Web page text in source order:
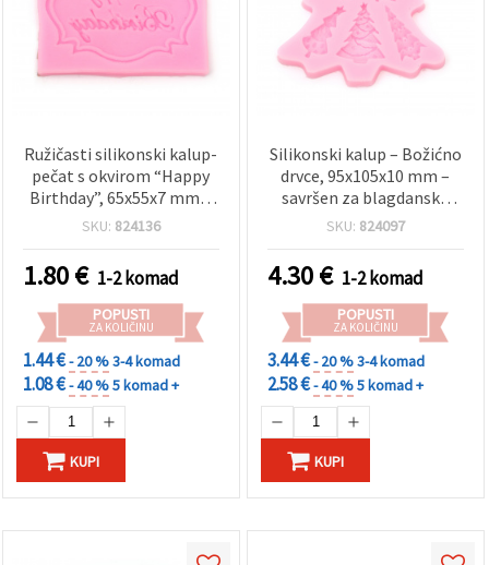
Ružičasti silikonski kalup-
pečat s okvirom “Happy
Birthday”, 65x55x7 mm –
alat za ukrašavanje torti,
SKU: 824136
1.80€ 1-2 komad
POPUSTI
ZA KOLIČINU
1.44 €- 20 %3-4 komad
1.08 €- 40 %5 komad +
KUPI
Silikonski kalup – Božićno
drvce, 95x105x10 mm –
savršen za blagdanske
kekse i dekoraciju slastica
SKU: 824097
4.30€ 1-2 komad
POPUSTI
ZA KOLIČINU
3.44 €- 20 %3-4 komad
2.58 €- 40 %5 komad +
KUPI